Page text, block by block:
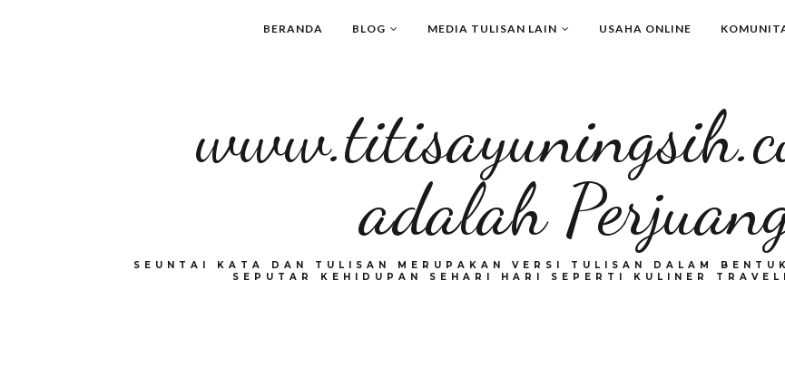
BERANDA BLOG MEDIA TULISAN LAIN USAHA ONLINE
adalah
SEUNTAI KATA DAN TULISAN MERUPAKAN VERSI TULISAN DALAM
SEPUTAR KEHIDUPAN SEHARI HARI SEPERTI KULINER